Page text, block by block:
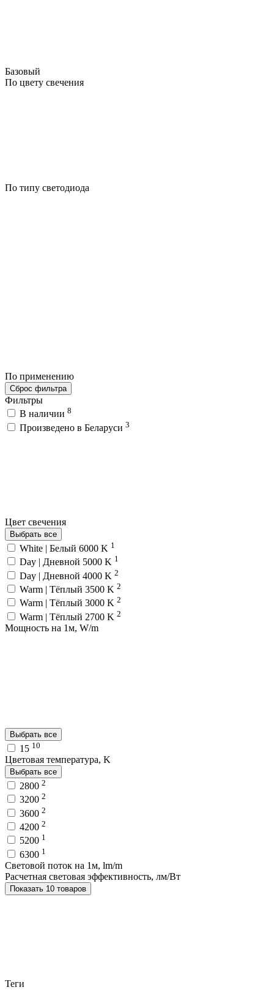
Базовый
По цвету свечения
По типу светодиода
По применению
Сброс фильтра
Фильтры
В наличии 8
Произведено в Беларуси 3
Цвет свечения
Выбрать все
White | Белый 6000 K 1
Day | Дневной 5000 K 1
Day | Дневной 4000 K 2
Warm | Тёплый 3500 K 2
Warm | Тёплый 3000 K 2
Warm | Тёплый 2700 K 2
Мощность на 1м, W/m
Выбрать все
15 10
Цветовая температура, K
Выбрать все
2800 2
3200 2
3600 2
4200 2
5200 1
6300 1
Световой поток на 1м, lm/m
Расчетная световая эффективность, лм/Вт
Показать 10 товаров
Теги